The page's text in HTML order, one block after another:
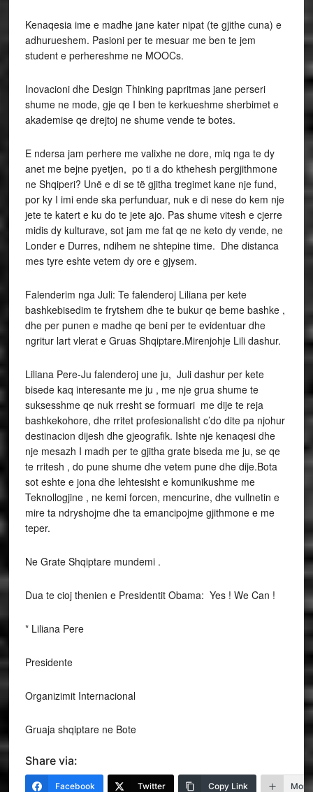
Kenaqesia ime e madhe jane kater nipat (te gjithe cuna) e
adhurueshem. Pasioni per te mesuar me ben te jem
student e perhereshme ne MOOCs.
Inovacioni dhe Design Thinking papritmas jane perseri
shume ne mode, gje qe I ben te kerkueshme sherbimet e
akademise qe drejtoj ne shume vende te botes.
E ndersa jam perhere me valixhe ne dore, miq nga te dy
anet me bejne pyetjen, po ti a do kthehesh pergjithmone
ne Shqiperi? Unë e di se të gjitha tregimet kane nje fund,
por ky I imi ende ska perfunduar, nuk e di nese do kem nje
jete te katert e ku do te jete ajo. Pas shume vitesh e cjerre
midis dy kulturave, sot jam me fat qe ne keto dy vende, ne
Londer e Durres, ndihem ne shtepine time. Dhe distanca
mes tyre eshte vetem dy ore e gjysem.
Falenderim nga Juli: Te falenderoj Liliana per kete
bashkebisedim te frytshem dhe te bukur qe beme bashke ,
dhe per punen e madhe qe beni per te evidentuar dhe
ngritur lart vlerat e Gruas Shqiptare.Mirenjohje Lili dashur.
Liliana Pere-Ju falenderoj une ju, Juli dashur per kete
bisede kaq interesante me ju , me nje grua shume te
suksesshme qe nuk rresht se formuari me dije te reja
bashkekohore, dhe rritet profesionalisht c’do dite pa njohur
destinacion dijesh dhe gjeografik. Ishte nje kenaqesi dhe
nje mesazh I madh per te gjitha grate biseda me ju, se qe
te rritesh , do pune shume dhe vetem pune dhe dije.Bota
sot eshte e jona dhe lehtesisht e komunikushme me
Teknollogjine , ne kemi forcen, mencurine, dhe vullnetin e
mire ta ndryshojme dhe ta emancipojme gjithmone e me
teper.
Ne Grate Shqiptare mundemi .
Dua te cioj thenien e Presidentit Obama: Yes ! We Can !
* Liliana Pere
Presidente
Organizimit Internacional
Gruaja shqiptare ne Bote
Share via:
Facebook Twitter Copy Link More